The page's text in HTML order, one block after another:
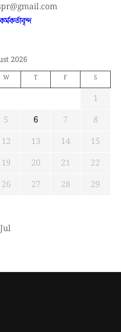
2026
W T F S
1
5 6 7
8
12 13 14
15
19 20 21
22
26 27 28
29